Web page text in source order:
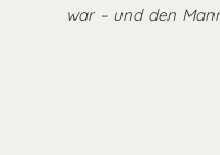
war – und den